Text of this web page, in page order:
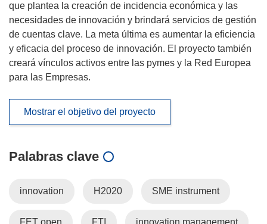
que plantea la creación de incidencia económica y las
necesidades de innovación y brindará servicios de gestión
de cuentas clave. La meta última es aumentar la eficiencia
y eficacia del proceso de innovación. El proyecto también
creará vínculos activos entre las pymes y la Red Europea
para las Empresas.
Mostrar el objetivo del proyecto
Palabras clave
innovation H2020 SME instrument